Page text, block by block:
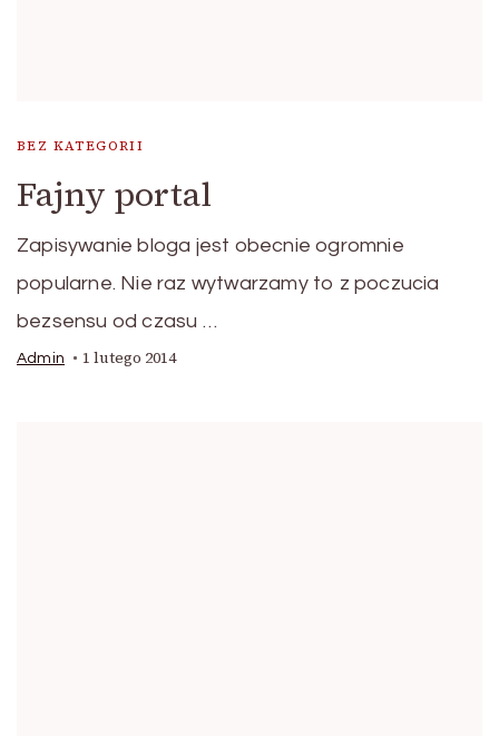
BEZ KATEGORII
Fajny portal
Zapisywanie bloga jest obecnie ogromnie
popularne. Nie raz wytwarzamy to z poczucia
bezsensu od czasu …
Admin 1 lutego 2014